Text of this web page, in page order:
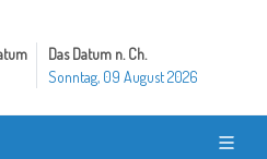
Das Datum n. Ch.
Sonntag, 09 August 2026